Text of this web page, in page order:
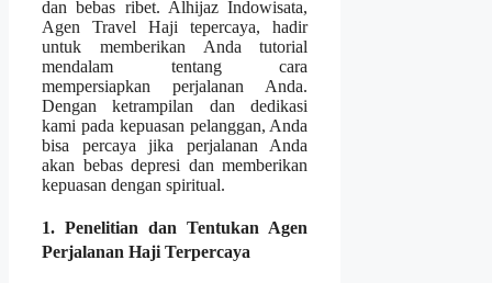
dan bebas ribet. Alhijaz Indowisata,
Agen Travel Haji tepercaya, hadir
untuk memberikan Anda tutorial
mendalam tentang cara
mempersiapkan perjalanan Anda.
Dengan ketrampilan dan dedikasi
kami pada kepuasan pelanggan, Anda
bisa percaya jika perjalanan Anda
akan bebas depresi dan memberikan
kepuasan dengan spiritual.
1. Penelitian dan Tentukan Agen
Perjalanan Haji Terpercaya